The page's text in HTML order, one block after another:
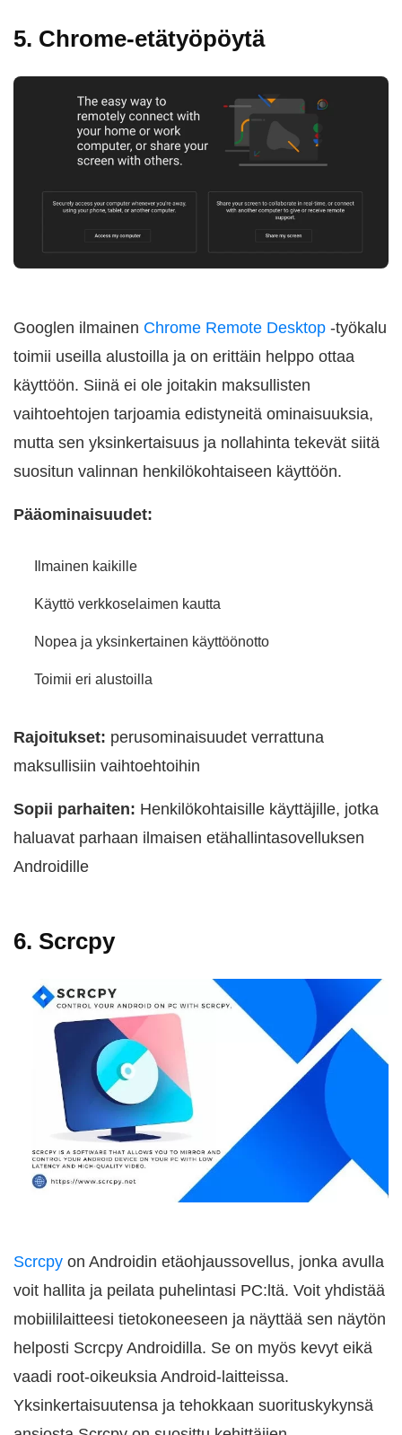
5. Chrome-etätyöpöytä
Googlen ilmainen Chrome Remote Desktop -työkalu
toimii useilla alustoilla ja on erittäin helppo ottaa
käyttöön. Siinä ei ole joitakin maksullisten
vaihtoehtojen tarjoamia edistyneitä ominaisuuksia,
mutta sen yksinkertaisuus ja nollahinta tekevät siitä
suositun valinnan henkilökohtaiseen käyttöön.
Pääominaisuudet:
Ilmainen kaikille
Käyttö verkkoselaimen kautta
Nopea ja yksinkertainen käyttöönotto
Toimii eri alustoilla
Rajoitukset: perusominaisuudet verrattuna
maksullisiin vaihtoehtoihin
Sopii parhaiten: Henkilökohtaisille käyttäjille, jotka
haluavat parhaan ilmaisen etähallintasovelluksen
Androidille
6. Scrcpy
Scrcpy on Androidin etäohjaussovellus, jonka avulla
voit hallita ja peilata puhelintasi PC:ltä. Voit yhdistää
mobiililaitteesi tietokoneeseen ja näyttää sen näytön
helposti Scrcpy Androidilla. Se on myös kevyt eikä
vaadi root-oikeuksia Android-laitteissa.
Yksinkertaisuutensa ja tehokkaan suorituskykynsä